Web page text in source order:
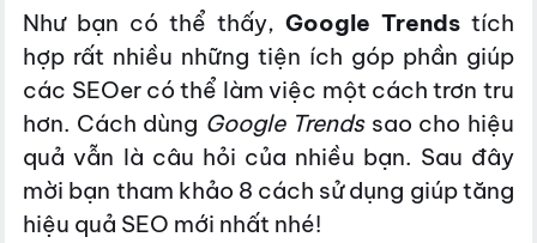
Như bạn có thể thấy, Google Trendstích
hợp rất nhiều những tiện ích góp phần giúp
các SEOer có thể làm việc một cách trơn tru
hơn. Cách dùng Google Trendssao cho hiệu
quả vẫn là câu hỏi của nhiều bạn. Sau đây
mời bạn tham khảo 8 cách sử dụng giúp tăng
hiệu quả SEO mới nhất nhé!